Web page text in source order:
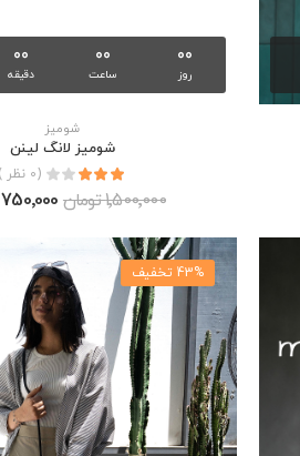
00
روز
00
ساعت
00
دقیقه
شوميز
شومیز لانگ لینن
(0 نظر )
1٬500٬000 تومان 750٬000 تومان
43% تخفیف